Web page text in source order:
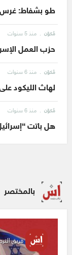
طو بشفاط: غرس
مُكوّن منذ 5 سنوات
حزب العمل
مُكوّن منذ 6 سنوات
لهاث الليكود
مُكوّن منذ 6 سنوات
هل باتت
بالمختصر
فريق